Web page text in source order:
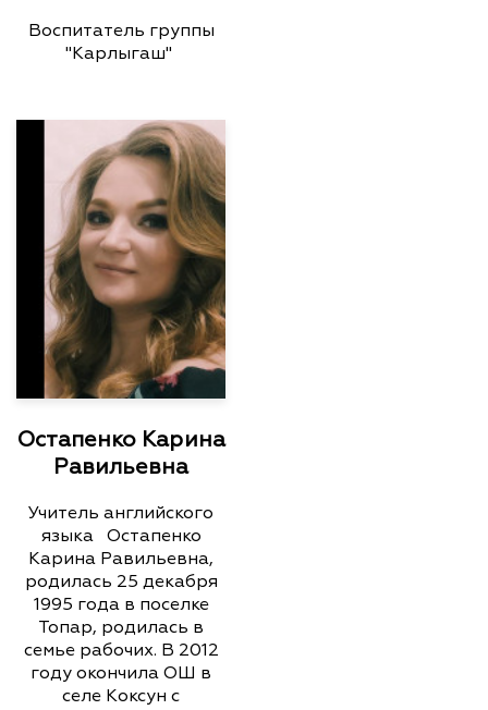
Воспитатель группы
"Карлыгаш"
Остапенко Карина
Равильевна
Учитель английского
языка Остапенко
Карина Равильевна,
родилась 25 декабря
1995 года в поселке
Топар, родилась в
семье рабочих. В 2012
году окончила ОШ в
селе Коксун с